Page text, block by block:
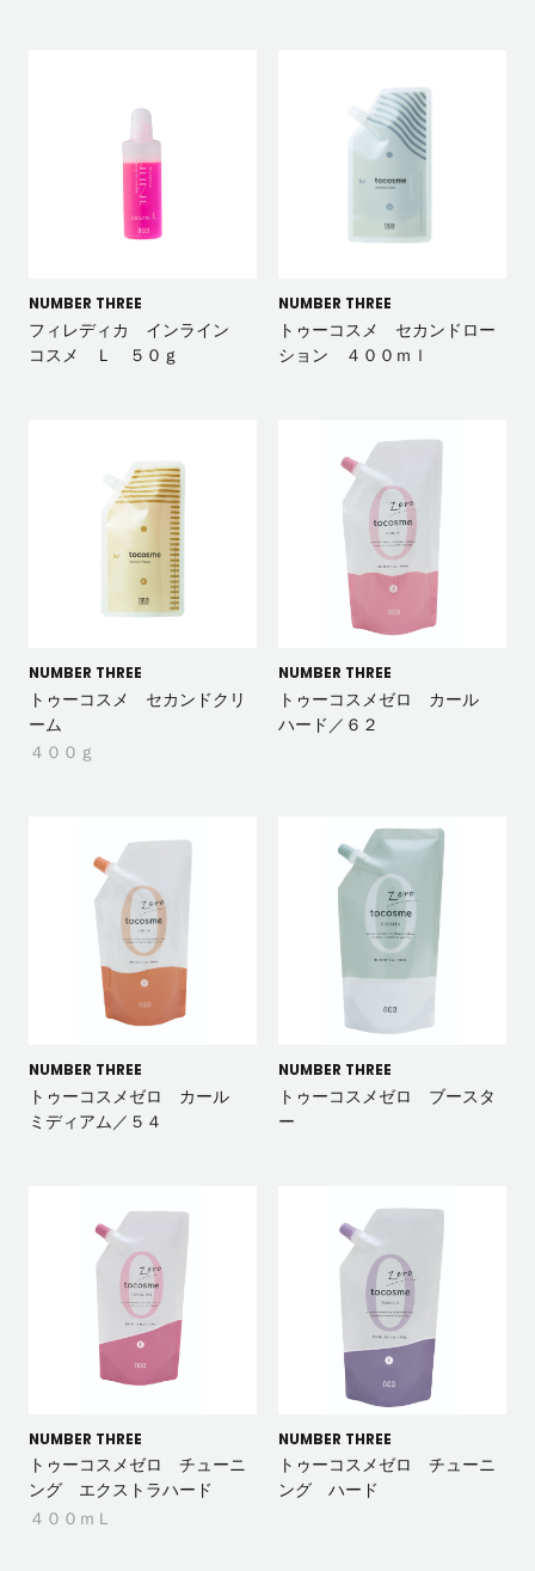
NUMBER THREE
フィレディカ インライン
コスメ Ｌ ５０ｇ
NUMBER THREE
トゥーコスメ セカンドロー
ション ４００ｍｌ
NUMBER THREE
トゥーコスメ セカンドクリ
ーム
４００ｇ
NUMBER THREE
トゥーコスメゼロ カール
ハード／６２
NUMBER THREE
トゥーコスメゼロ カール
ミディアム／５４
NUMBER THREE
トゥーコスメゼロ ブースタ
ー
NUMBER THREE
トゥーコスメゼロ チューニ
ング エクストラハード
４００ｍＬ
NUMBER THREE
トゥーコスメゼロ チューニ
ング ハード